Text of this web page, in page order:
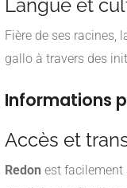
Langue et
Fière de ses racines,
gallo à travers des
Informations
Accès et
Redon est facilement